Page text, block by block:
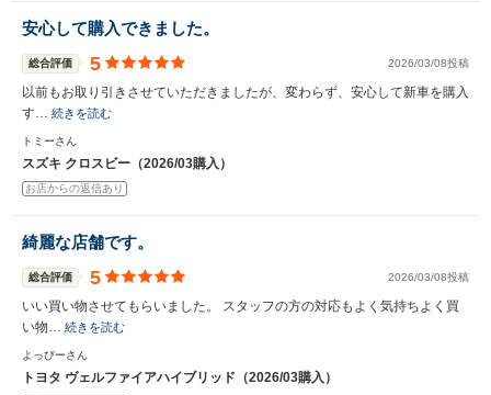
安心して購入できました。
総合評価 5 2026/03/08投稿
以前もお取り引きさせていただきましたが、変わらず、安心して新車を購入
す… 続きを読む
トミーさん
スズキ クロスビー（2026/03購入）
お店からの返信あり
綺麗な店舗です。
総合評価 5 2026/03/08投稿
いい買い物させてもらいました。 スタッフの方の対応もよく気持ちよく買
い物… 続きを読む
よっぴーさん
トヨタ ヴェルファイアハイブリッド（2026/03購入）